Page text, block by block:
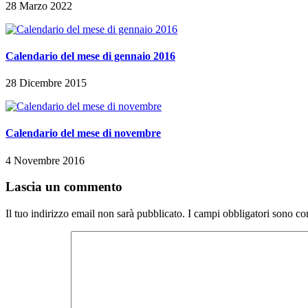
28 Marzo 2022
Calendario del mese di gennaio 2016
28 Dicembre 2015
Calendario del mese di novembre
4 Novembre 2016
Lascia un commento
Il tuo indirizzo email non sarà pubblicato. I campi obbligatori sono